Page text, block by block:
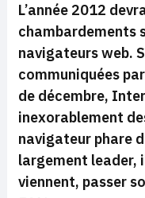
L’année 2012
chambardements
navigateurs web.
communiquées
de décembre,
inexorablement
navigateur phare
largement leader,
viennent, passer